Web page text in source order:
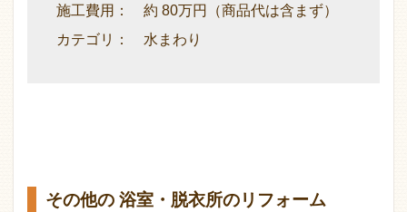
施工費用： 約 80万円（商品代は含まず）
カテゴリ： 水まわり
その他の 浴室・脱衣所のリフォーム